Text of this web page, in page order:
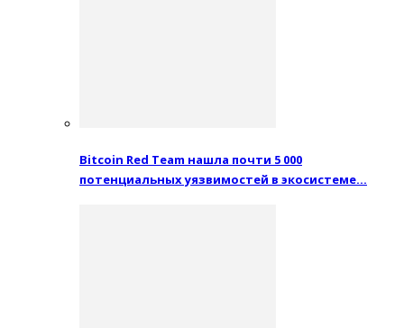
Bitcoin Red Team нашла почти 5 000
потенциальных уязвимостей в экосистеме…